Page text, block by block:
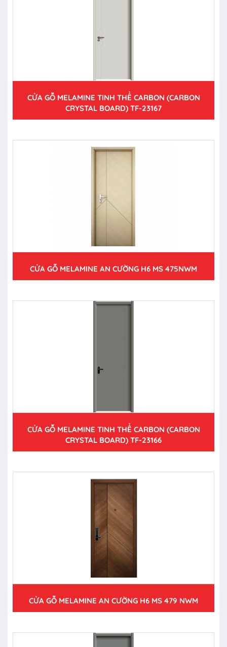
CỬA GỖ MELAMINE TINH THỂ CARBON (CARBON
CRYSTAL BOARD) TF-23167
CỬA GỖ MELAMINE AN CƯỜNG H6 MS 475NWM
CỬA GỖ MELAMINE TINH THỂ CARBON (CARBON
CRYSTAL BOARD) TF-23166
CỬA GỖ MELAMINE AN CƯỜNG H6 MS 479 NWM